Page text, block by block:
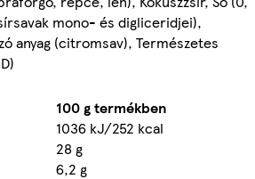
mono- és digliceridjei),
anyag (citromsav), Természetes
100 g termékben
1036 kJ/252 kcal
28 g
6,2 g